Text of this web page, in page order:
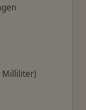
von 5 von
Milliliter)